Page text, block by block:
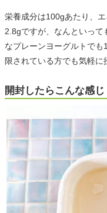
栄養成分は100gあたり、
2.8gですが、なんといって
なプレーンヨーグルトで
限されている方でも気軽に
開封したらこんな感じ